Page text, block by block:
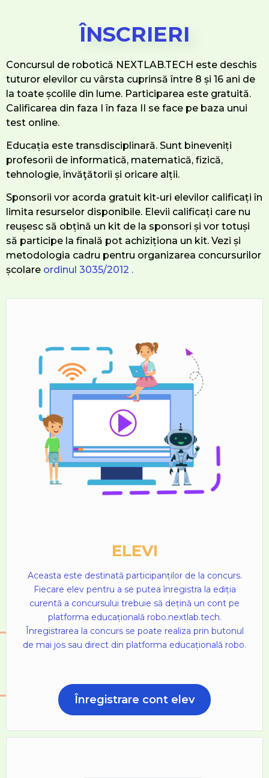
ÎNSCRIERI
Concursul de robotică NEXTLAB.TECH este deschis
tuturor elevilor cu vârsta cuprinsă între 8 și 16 ani de
la toate școlile din lume. Participarea este gratuită.
Calificarea din faza I în faza II se face pe baza unui
test online.
Educația este transdisciplinară. Sunt bineveniți
profesorii de informatică, matematică, fizică,
tehnologie, învăţătorii și oricare alții.
Sponsorii vor acorda gratuit kit-uri elevilor calificați în
limita resurselor disponibile. Elevii calificați care nu
reușesc să obțină un kit de la sponsori și vor totuși
să participe la finală pot achiziționa un kit. Vezi și
metodologia cadru pentru organizarea concursurilor
școlare ordinul 3035/2012 .
ELEVI
Aceasta este destinată participanților de la concurs.
Fiecare elev pentru a se putea înregistra la ediția
curentă a concursului trebuie să dețină un cont pe
platforma educațională robo.nextlab.tech.
Înregistrarea la concurs se poate realiza prin butonul
de mai jos sau direct din platforma educațională robo.
Înregistrare cont elev